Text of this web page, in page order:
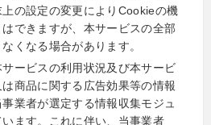
の設定の変更によりCookieの機
できますが、本サービスの全部
くなる場合があります。
ービスの利用状況及び本サービ
商品に関する広告効果等の情報
業者が選定する情報収集モジュ
ます。これに伴い、当事業者